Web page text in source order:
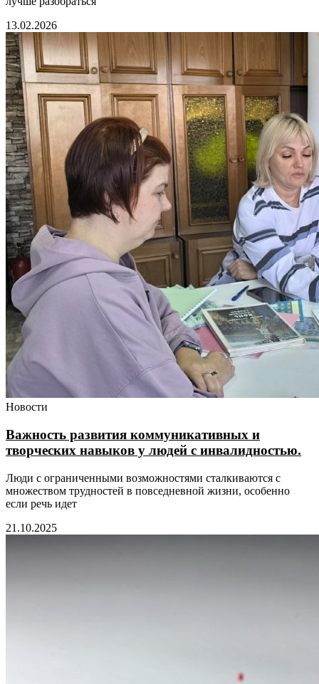
13.02.2026
Новости
Важность развития коммуникативных и
творческих навыков у людей с инвалидностью.
Люди с ограниченными возможностями сталкиваются с
множеством трудностей в повседневной жизни, особенно
если речь идет
21.10.2025